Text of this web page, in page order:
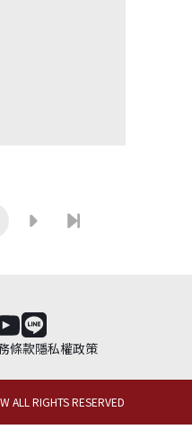
條款隱私權政策
ALL RIGHTS RESERVED